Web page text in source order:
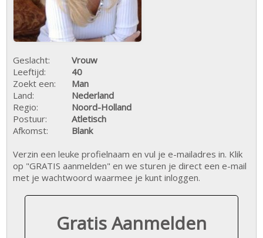
Geslacht:
Vrouw
Leeftijd:
40
Zoekt een:
Man
Land:
Nederland
Regio:
Noord-Holland
Postuur:
Atletisch
Afkomst:
Blank
Verzin een leuke profielnaam en vul je e-mailadres in. Klik
op "GRATIS aanmelden" en we sturen je direct een e-mail
met je wachtwoord waarmee je kunt inloggen.
Gratis Aanmelden